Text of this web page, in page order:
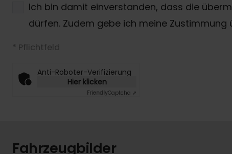
Ich bin damit einverstanden, dass die
dürfen. Zudem gebe ich meine
* Pflichtfeld
Anti-Roboter-Verifizierung
Hier klicken
FriendlyCaptcha ⇗
Fahrzeugbilder